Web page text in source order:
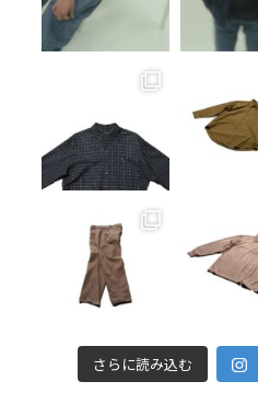
さらに読み込む